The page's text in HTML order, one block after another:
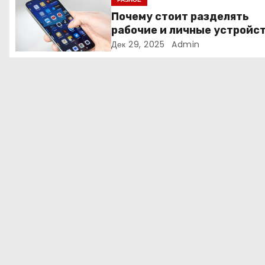
з
Почему стоит разделять
рабочие и личные
— и чем опасно всё
Дек 29, 2025 Admin